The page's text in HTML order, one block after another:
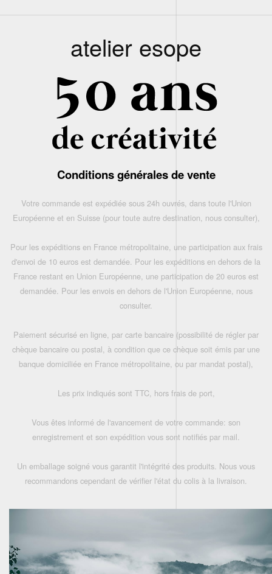
atelier esope
Conditions générales de vente
Votre commande est expédiée sous 24h ouvrés, dans toute l'Union
Européenne et en Suisse (pour toute autre destination, nous consulter),
Pour les expéditions en France métropolitaine, une participation aux frais
d'envoi de 10 euros est demandée. Pour les expéditions en dehors de la
France restant en Union Européenne, une participation de 20 euros est
demandée. Pour les envois en dehors de l'Union Européenne, nous
consulter.
Paiement sécurisé en ligne, par carte bancaire (possibilité de régler par
chèque bancaire ou postal, à condition que ce chèque soit émis par une
banque domiciliée en France métropolitaine, ou par mandat postal),
Les prix indiqués sont TTC, hors frais de port,
Vous êtes informé de l'avancement de votre commande: son
enregistrement et son expédition vous sont notifiés par mail.
Un emballage soigné vous garantit l'intégrité des produits. Nous vous
recommandons cependant de vérifier l'état du colis à la livraison.